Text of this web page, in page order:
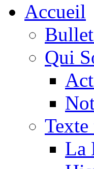
Accueil
Qui
La